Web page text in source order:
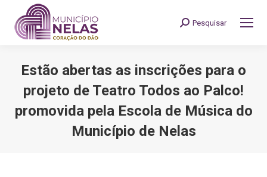
Search:
Pesquisar
Estão abertas as inscrições para o
projeto de Teatro Todos ao Palco!
promovida pela Escola de Música do
Município de Nelas